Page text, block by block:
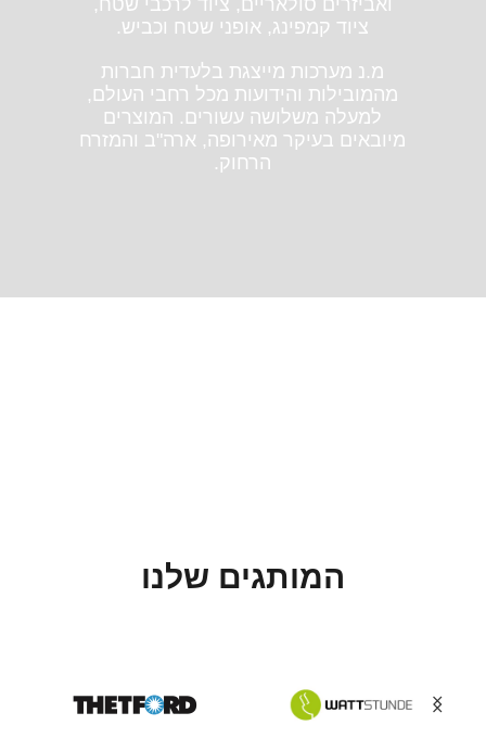
ואביזרים סולאריים, ציוד לרכבי שטח,
ציוד קמפינג, אופני שטח וכביש.
מ.נ מערכות מייצגת בלעדית חברות
מהמובילות והידועות מכל רחבי העולם,
למעלה משלושה עשורים. המוצרים
מיובאים בעיקר מאירופה, ארה"ב והמזרח
הרחוק.
המותגים שלנו